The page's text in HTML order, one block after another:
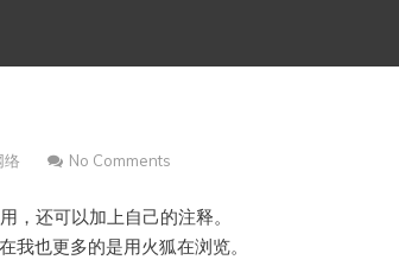
络 No Comments
，还可以加上自己的注释。
我也更多的是用火狐在浏览。